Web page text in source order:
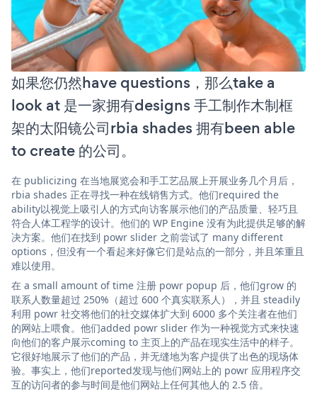
如果您仍然have questions，那么take a
look at 是一家拥有designs 手工制作木制框
架的太阳镜公司rbia shades 拥有been able
to create 的公司。
在 publicizing 在当地展览会和手工艺品展上开展业务几个月后，
rbia shades 正在寻找一种在线销售方式。他们required the
ability以视觉上吸引人的方式向访客展示他们的产品质量、轻巧且
符合人体工程学的设计。他们的 WP Engine 没有为此提供足够的解
决方案。他们在找到 powr slider 之前尝试了 many different
options，但没有一个看起来好像它们是站点的一部分，并且笨重且
难以使用。
在 a small amount of time 注册 powr popup 后，他们grow 的
联系人数量超过 250%（超过 600 个真实联系人），并且 steadily
利用 powr 社交将他们的社交媒体扩大到 6000 多个关注者在他们
的网站上喂食。他们added powr slider 作为一种视觉方式来快速
向他们的客户展示coming to 主页上的产品在现实生活中的样子。
它很好地展示了他们的产品，并无缝地为客户提供了出色的现场体
验。事实上，他们reported发现与他们网站上的 powr 应用程序交
互的访问者的参与时间是他们网站上任何其他人的 2.5 倍。